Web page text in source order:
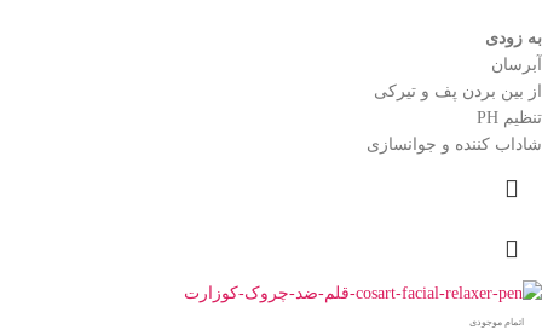
به زودی
آبرسان
از بین بردن پف و تیرکی
تنظیم PH
شاداب کننده و جوانسازی
اتمام موجودی